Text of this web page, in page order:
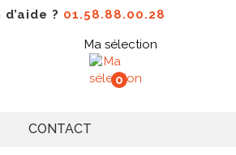
? 01.58.88.00.28
Ma sélection
0
CONTACT